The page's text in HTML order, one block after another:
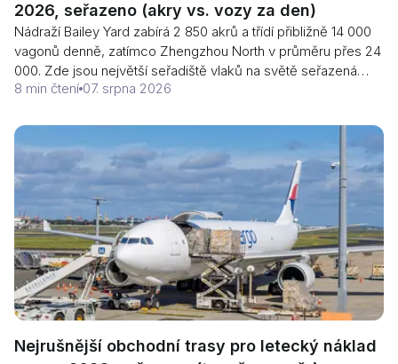
2026, seřazeno (akry vs. vozy za den)
Nádraží Bailey Yard zabírá 2 850 akrů a třídí přibližně 14 000
vagonů denně, zatímco Zhengzhou North v průměru přes 24
000. Zde jsou největší seřadiště vlaků na světě seřazená
podle velikosti a důvody, proč americké železnice uzavřely
do jejich přestavby.
8 min čtení 07. srpna 2026
Nejrušnější obchodní trasy pro letecký náklad